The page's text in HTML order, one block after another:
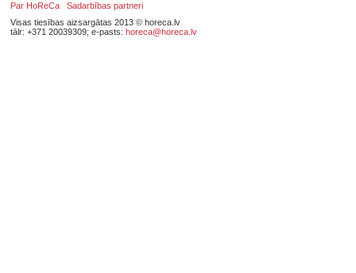
Par HoReCa
Sadarbības partneri
Visas tiesības aizsargātas 2013 © horeca.lv
tālr: +371 20039309; e-pasts: horeca@horeca.lv